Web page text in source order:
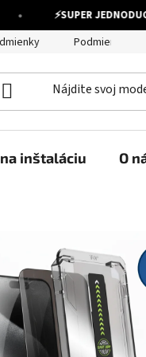
SUPER
Podmienky
inštaláciu O